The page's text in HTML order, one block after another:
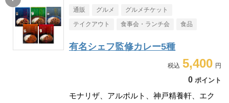
通販 グルメ グルメチケット
テイクアウト 食事会・ランチ会 食品
有名シェフ監修カレー5種
5,400
0 ポイント
モナリザ、アルポルト、神戸精養軒、エク